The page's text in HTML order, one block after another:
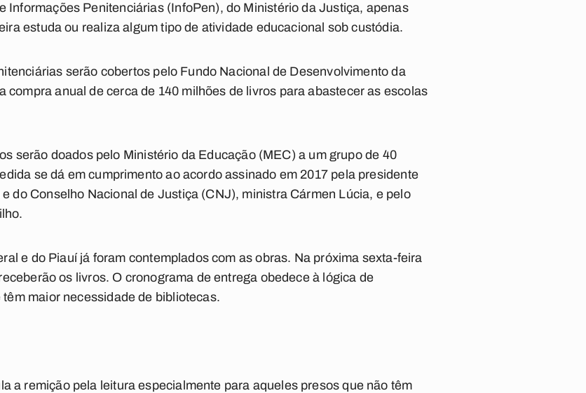
Informações Penitenciárias (InfoPen), do Ministério da Justiça, apenas
estuda ou realiza algum tipo de atividade educacional sob custódia.
serão cobertos pelo Fundo Nacional de Desenvolvimento da
compra anual de cerca de 140 milhões de livros para abastecer as escolas
serão doados pelo Ministério da Educação (MEC) a um grupo de 40
se dá em cumprimento ao acordo assinado em 2017 pela presidente
do Conselho Nacional de Justiça (CNJ), ministra Cármen Lúcia, e pelo
e do Piauí já foram contemplados com as obras. Na próxima sexta-feira
os livros. O cronograma de entrega obedece à lógica de
maior necessidade de bibliotecas.
a remição pela leitura especialmente para aqueles presos que não têm